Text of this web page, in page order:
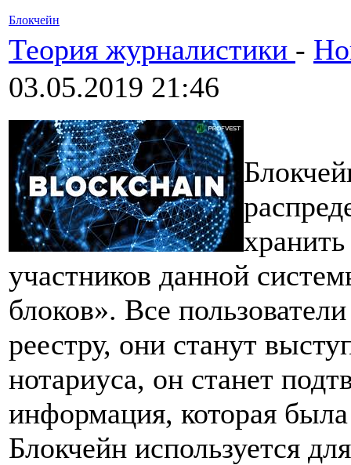
Блокчейн
Теория журналистики -
03.05.2019 21:46
участников данной
блоков». Все
реестру, они станут
нотариуса, он станет
информация, которая
Блокчейн используется